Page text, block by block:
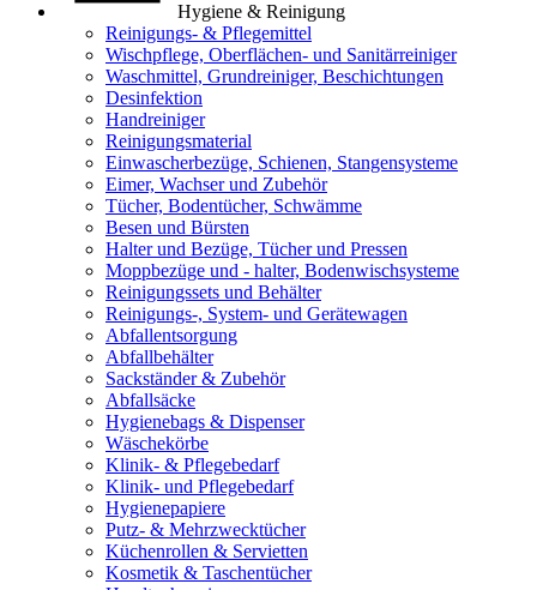
Hygiene & Reinigung
Reinigungs- & Pflegemittel
Wischpflege, Oberflächen- und Sanitärreiniger
Waschmittel, Grundreiniger, Beschichtungen
Desinfektion
Handreiniger
Reinigungsmaterial
Einwascherbezüge, Schienen, Stangensysteme
Eimer, Wachser und Zubehör
Tücher, Bodentücher, Schwämme
Besen und Bürsten
Halter und Bezüge, Tücher und Pressen
Moppbezüge und - halter, Bodenwischsysteme
Reinigungssets und Behälter
Reinigungs-, System- und Gerätewagen
Abfallentsorgung
Abfallbehälter
Sackständer & Zubehör
Abfallsäcke
Hygienebags & Dispenser
Wäschekörbe
Klinik- & Pflegebedarf
Klinik- und Pflegebedarf
Hygienepapiere
Putz- & Mehrzwecktücher
Küchenrollen & Servietten
Kosmetik & Taschentücher